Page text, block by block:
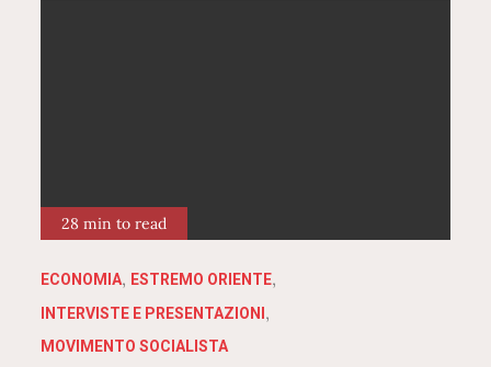
28 min to read
ECONOMIA
ESTREMO ORIENTE
INTERVISTE E PRESENTAZIONI
MOVIMENTO SOCIALISTA